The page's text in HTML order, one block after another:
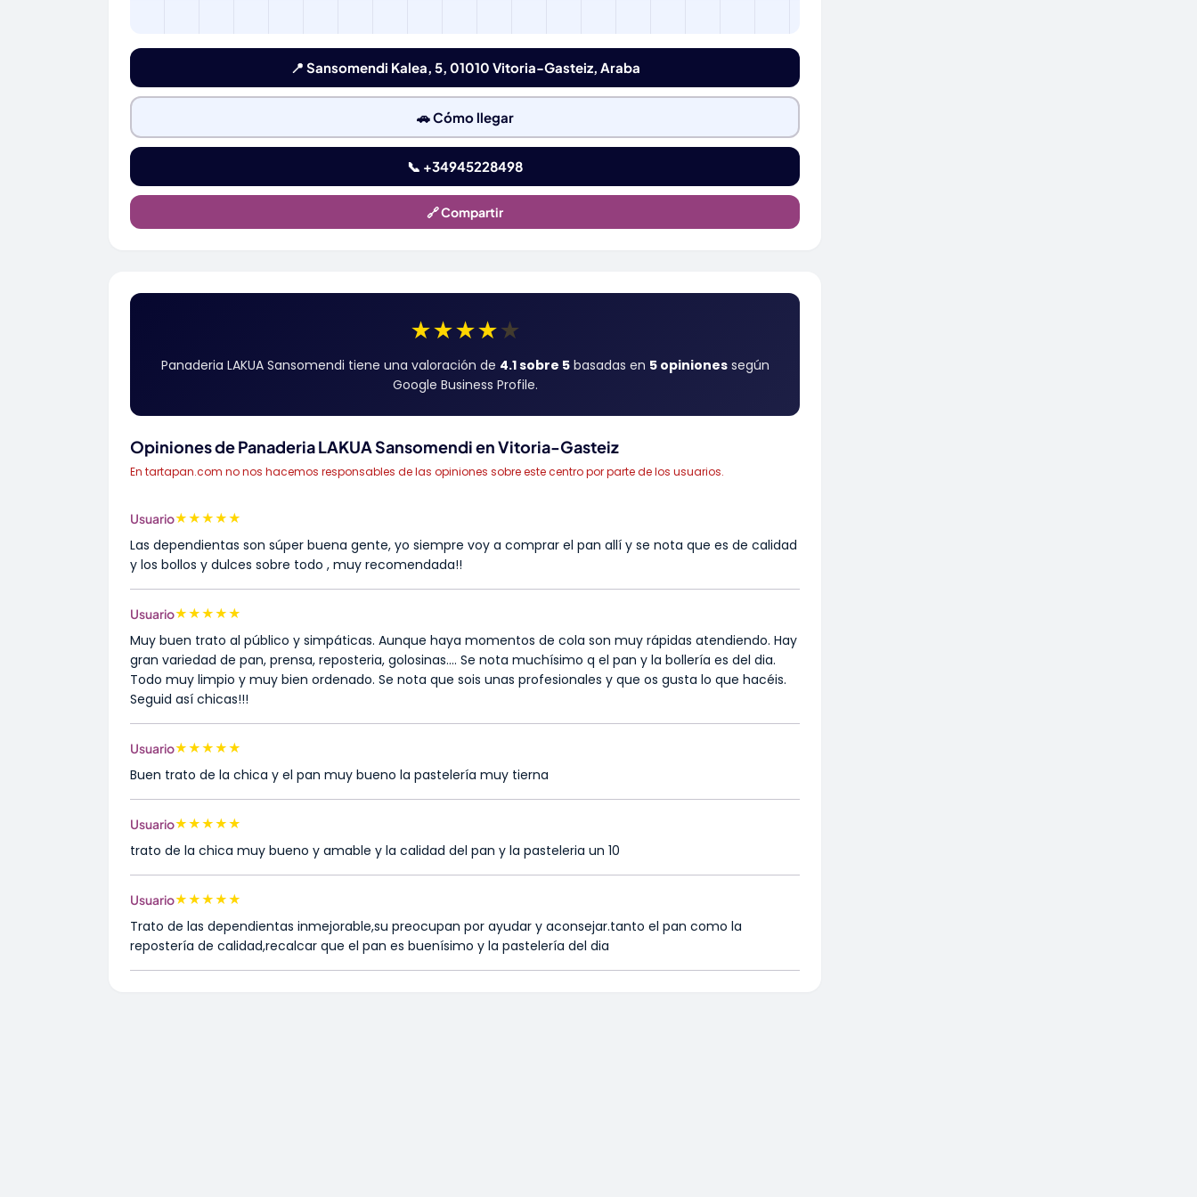
📍 Sansomendi Kalea, 5, 01010 Vitoria-Gasteiz, Araba
🚗 Cómo llegar
📞 +34945228498
🔗 Compartir
★★★★★
Panaderia LAKUA Sansomendi tiene una valoración de 4.1 sobre 5basadas en 5 opinionessegún
Google Business Profile.
Opiniones de Panaderia LAKUA Sansomendi en Vitoria-Gasteiz
En tartapan.com no nos hacemos responsables de las opiniones sobre este centro por parte de los usuarios.
Usuario★★★★★
Las dependientas son súper buena gente, yo siempre voy a comprar el pan allí y se nota que es de calidad
y los bollos y dulces sobre todo , muy recomendada!!
Usuario★★★★★
Muy buen trato al público y simpáticas. Aunque haya momentos de cola son muy rápidas atendiendo. Hay
gran variedad de pan, prensa, reposteria, golosinas.... Se nota muchísimo q el pan y la bollería es del dia.
Todo muy limpio y muy bien ordenado. Se nota que sois unas profesionales y que os gusta lo que hacéis.
Seguid así chicas!!!
Usuario★★★★★
Buen trato de la chica y el pan muy bueno la pastelería muy tierna
Usuario★★★★★
trato de la chica muy bueno y amable y la calidad del pan y la pasteleria un 10
Usuario★★★★★
Trato de las dependientas inmejorable,su preocupan por ayudar y aconsejar.tanto el pan como la
repostería de calidad,recalcar que el pan es buenísimo y la pastelería del dia